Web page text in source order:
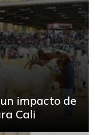
impacto de
Cali